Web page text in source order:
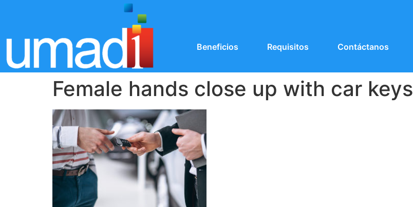
Beneficios Requisitos Contáctanos
Female hands close up with car keys